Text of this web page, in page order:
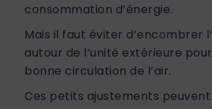
consommation d’énergie.
Mais il faut éviter d’encombrer
autour de l’unité extérieure
bonne circulation de l’air.
Ces petits ajustements